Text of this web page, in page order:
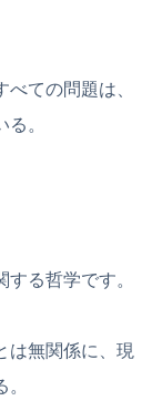
ての問題は、
。
る哲学です。
は無関係に、現